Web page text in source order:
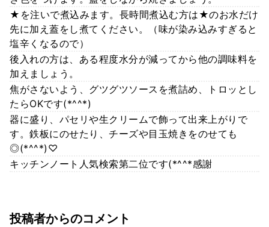
★を注いで煮込みます。長時間煮込む方は★のお水だけ
先に加え蓋をし煮てください。（味が染み込みすぎると
塩辛くなるので）
後入れの方は、ある程度水分が減ってから他の調味料を
加えましょう。
焦がさないよう、グツグツソースを煮詰め、トロッとし
たらOKです(*^^*)
器に盛り、パセリや生クリームで飾って出来上がりで
す。鉄板にのせたり、チーズや目玉焼きをのせても
◎(*^^*)♡
キッチンノート人気検索第二位です(*^^*感謝
投稿者からのコメント